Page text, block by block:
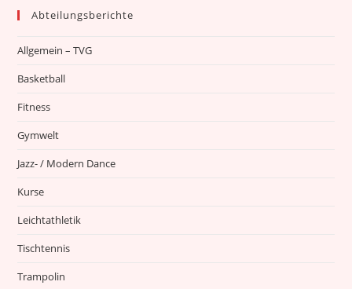
Abteilungsberichte
Allgemein – TVG
Basketball
Fitness
Gymwelt
Jazz- / Modern Dance
Kurse
Leichtathletik
Tischtennis
Trampolin